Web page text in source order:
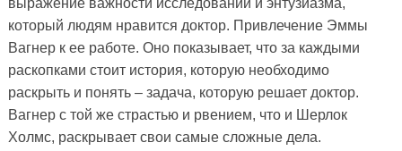
выражение важности исследований и энтузиазма,
который людям нравится доктор. Привлечение Эммы
Вагнер к ее работе. Оно показывает, что за каждыми
раскопками стоит история, которую необходимо
раскрыть и понять – задача, которую решает доктор.
Вагнер с той же страстью и рвением, что и Шерлок
Холмс, раскрывает свои самые сложные дела.